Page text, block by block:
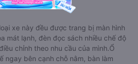
xe này đều được trang bị màn hình
mát lạnh, đèn đọc sách nhiều chế độ
chỉnh theo nhu cầu của mình.Ổ
ngay bên cạnh chỗ nằm, bàn làm